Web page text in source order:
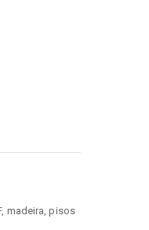
madeira, pisos